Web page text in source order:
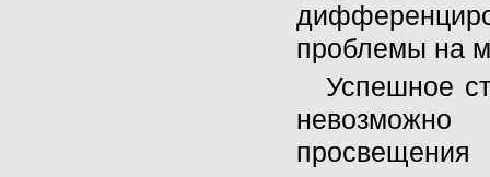
проблемы на
Успешное